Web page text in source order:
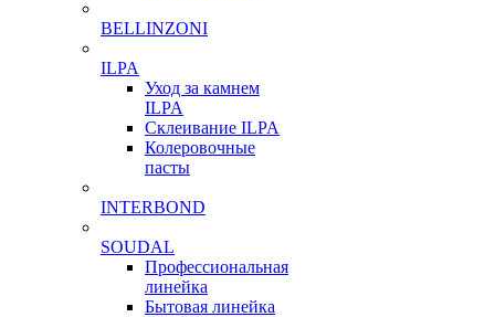
BELLINZONI
ILPA
Уход за камнем
ILPA
Склеивание ILPA
Колеровочные
пасты
INTERBOND
SOUDAL
Профессиональная
линейка
Бытовая линейка